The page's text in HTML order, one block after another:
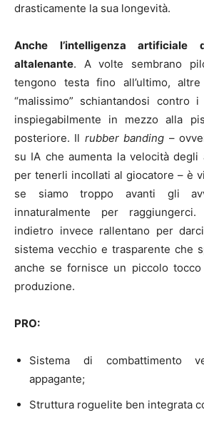
drasticamente la sua longevità.
Anche l’intelligenza artificiale
altalenante. A volte sembrano
tengono testa fino all’ultimo,
“malissimo” schiantandosi
inspiegabilmente in mezzo alla
posteriore. Il rubber banding –
su IA che aumenta la velocità degli
per tenerli incollati al giocatore – è
se siamo troppo avanti gli
innaturalmente per
indietro invece rallentano per
sistema vecchio e trasparente che
anche se fornisce un piccolo
produzione.
PRO:
Sistema di combattimento
appagante;
Struttura roguelite ben integrata